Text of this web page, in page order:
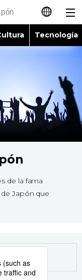
日本語
繁體字
Français
العربية
Русский
Tecnología
de la fama
Japón que